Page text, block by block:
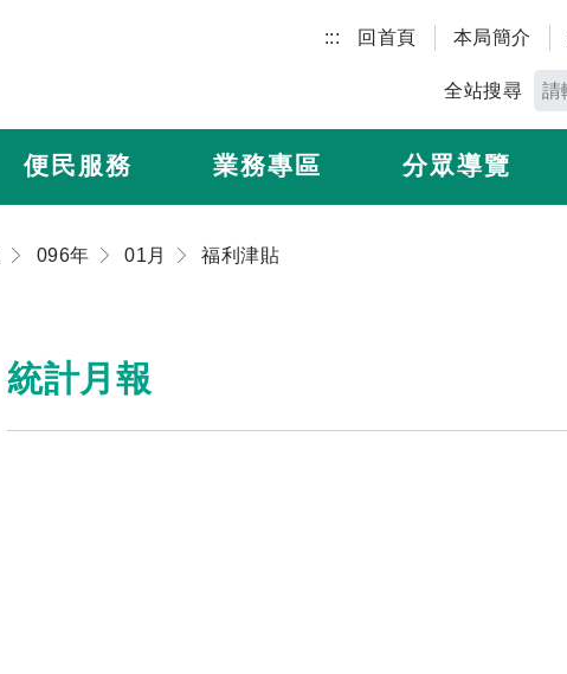
::: 回首頁 本局簡介
全站搜尋
便民服務 業務專區 分眾導覽
096年 01月 福利津貼
統計月報